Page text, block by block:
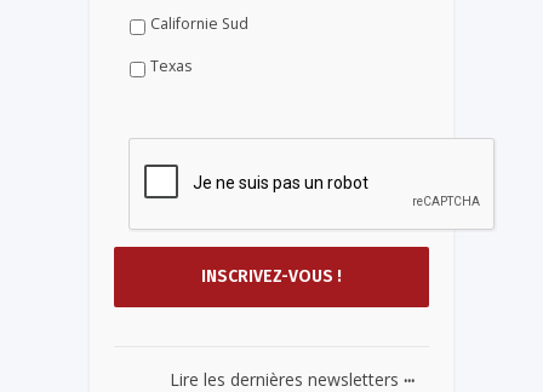
Californie Sud
Texas
Lire les dernières newsletters ...